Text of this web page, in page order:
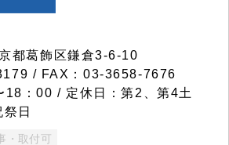
都葛飾区鎌倉3-6-10
/ FAX：03-3658-7676
18：00 / 定休日：第2、第4土
日
・取付可